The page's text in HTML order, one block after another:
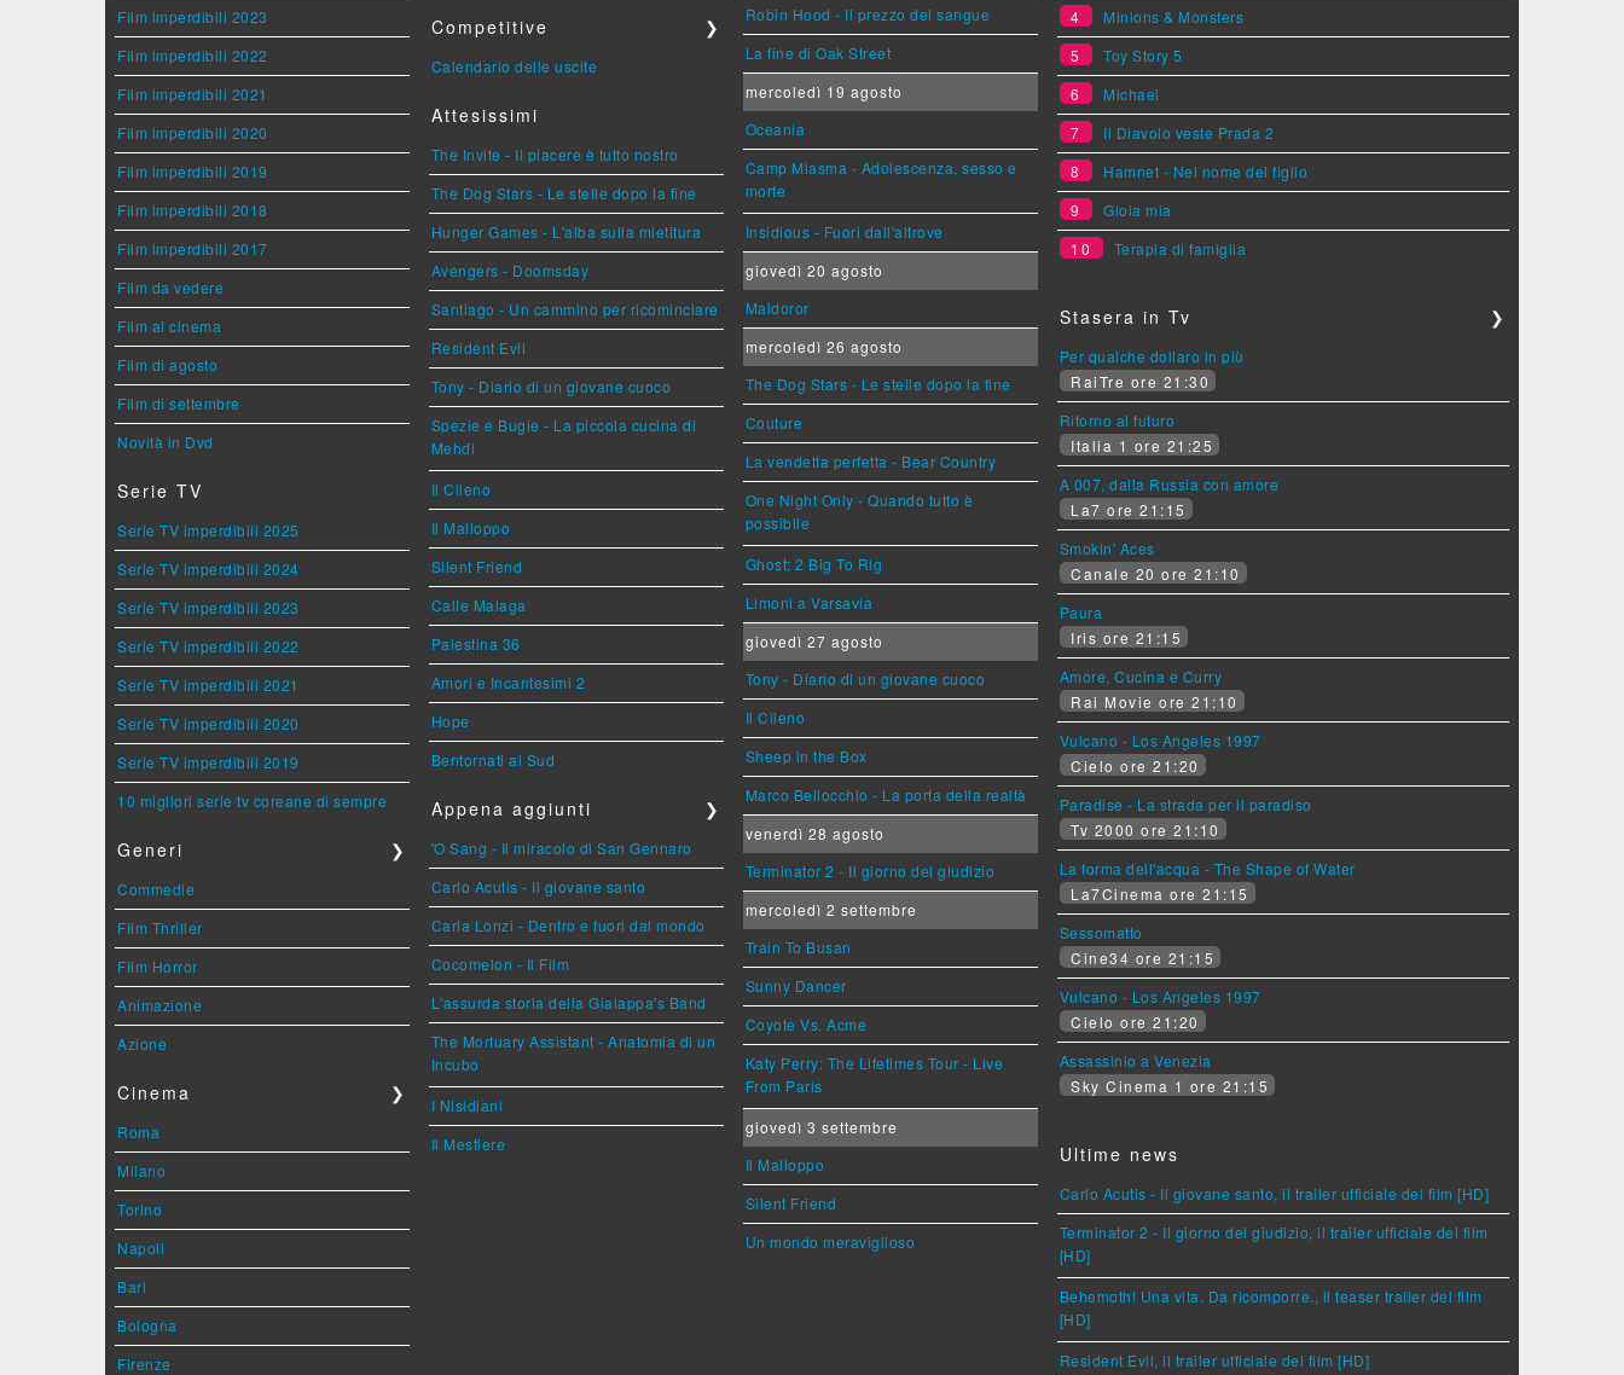
Film imperdibili 2023
Film imperdibili 2022
Film imperdibili 2021
Film imperdibili 2020
Film imperdibili 2019
Film imperdibili 2018
Film imperdibili 2017
Film da vedere
Film al cinema
Film di agosto
Film di settembre
Novità in Dvd
Serie TV
Serie TV imperdibili 2025
Serie TV imperdibili 2024
Serie TV imperdibili 2023
Serie TV imperdibili 2022
Serie TV imperdibili 2021
Serie TV imperdibili 2020
Serie TV imperdibili 2019
10 migliori serie tv coreane di sempre
Generi ❯
Commedie
Film Thriller
Film Horror
Animazione
Azione
Cinema ❯
Roma
Milano
Torino
Napoli
Bari
Bologna
Firenze
Competitive ❯
Calendario delle uscite
Attesissimi
The Invite - Il piacere è tutto nostro
The Dog Stars - Le stelle dopo la fine
Hunger Games - L'alba sulla mietitura
Avengers - Doomsday
Santiago - Un cammino per ricominciare
Resident Evil
Tony - Diario di un giovane cuoco
Spezie e Bugie - La piccola cucina di
Mehdi
Il Cileno
Il Malloppo
Silent Friend
Calle Malaga
Palestina 36
Amori e Incantesimi 2
Hope
Bentornati al Sud
Appena aggiunti ❯
'O Sang - Il miracolo di San Gennaro
Carlo Acutis - Il giovane santo
Carla Lonzi - Dentro e fuori dal mondo
Cocomelon - Il Film
L'assurda storia della Gialappa's Band
The Mortuary Assistant - Anatomia di un
Incubo
I Nisidiani
Il Mestiere
Robin Hood - Il prezzo del sangue
La fine di Oak Street
mercoledì 19 agosto
Oceania
Camp Miasma - Adolescenza, sesso e
morte
Insidious - Fuori dall'altrove
giovedì 20 agosto
Maldoror
mercoledì 26 agosto
The Dog Stars - Le stelle dopo la fine
Couture
La vendetta perfetta - Bear Country
One Night Only - Quando tutto è
possibile
Ghost: 2 Big To Rig
Limoni a Varsavia
giovedì 27 agosto
Tony - Diario di un giovane cuoco
Il Cileno
Sheep in the Box
Marco Bellocchio - La porta della realtà
venerdì 28 agosto
Terminator 2 - Il giorno del giudizio
mercoledì 2 settembre
Train To Busan
Sunny Dancer
Coyote Vs. Acme
Katy Perry: The Lifetimes Tour - Live
From Paris
giovedì 3 settembre
Il Malloppo
Silent Friend
Un mondo meraviglioso
4
Minions & Monsters
5
Toy Story 5
6
Michael
7
Il Diavolo veste Prada 2
8
Hamnet - Nel nome del figlio
9
Gioia mia
10
Terapia di famiglia
Stasera in Tv ❯
Per qualche dollaro in più
RaiTre ore 21:30
Ritorno al futuro
Italia 1 ore 21:25
A 007, dalla Russia con amore
La7 ore 21:15
Smokin' Aces
Canale 20 ore 21:10
Paura
Iris ore 21:15
Amore, Cucina e Curry
Rai Movie ore 21:10
Vulcano - Los Angeles 1997
Cielo ore 21:20
Paradise - La strada per il paradiso
Tv 2000 ore 21:10
La forma dell'acqua - The Shape of Water
La7Cinema ore 21:15
Sessomatto
Cine34 ore 21:15
Vulcano - Los Angeles 1997
Cielo ore 21:20
Assassinio a Venezia
Sky Cinema 1 ore 21:15
Ultime news
Carlo Acutis - Il giovane santo, il trailer ufficiale del film [HD]
Terminator 2 - Il giorno del giudizio, il trailer ufficiale del film
[HD]
Behemoth! Una vita. Da ricomporre., il teaser trailer del film
[HD]
Resident Evil, il trailer ufficiale del film [HD]